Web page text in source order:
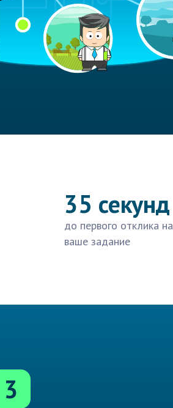
35 секунд
до первого отклика на
ваше задание
3